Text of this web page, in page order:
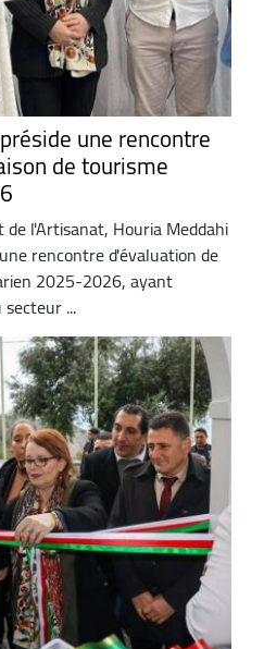
une rencontre
de tourisme
l'Artisanat, Houria Meddahi
rencontre d'évaluation de
2025-2026, ayant
...